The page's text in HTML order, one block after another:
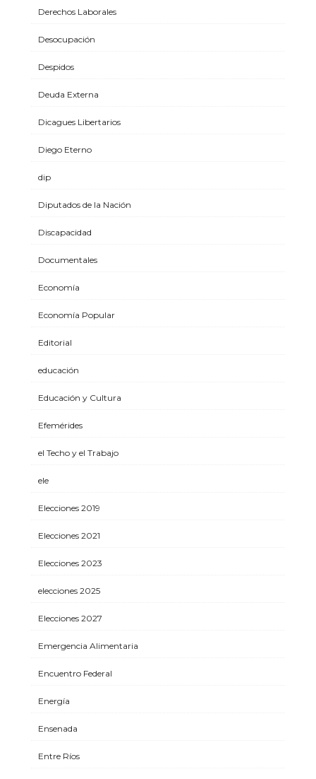
Derechos Laborales
Desocupación
Despidos
Deuda Externa
Dicagues Libertarios
Diego Eterno
dip
Diputados de la Nación
Discapacidad
Documentales
Economía
Economía Popular
Editorial
educación
Educación y Cultura
Efemérides
el Techo y el Trabajo
ele
Elecciones 2019
Elecciones 2021
Elecciones 2023
elecciones 2025
Elecciones 2027
Emergencia Alimentaria
Encuentro Federal
Energía
Ensenada
Entre Ríos